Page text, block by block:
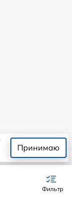
Фильтр
Принимаю